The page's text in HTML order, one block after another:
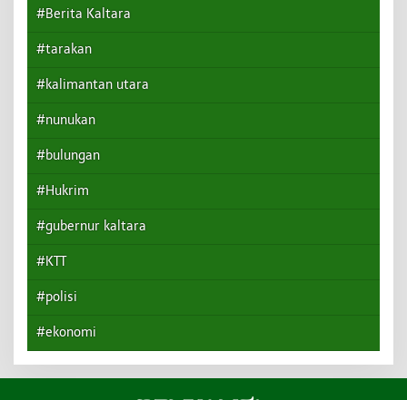
#Berita Kaltara
#tarakan
#kalimantan utara
#nunukan
#bulungan
#Hukrim
#gubernur kaltara
#KTT
#polisi
#ekonomi